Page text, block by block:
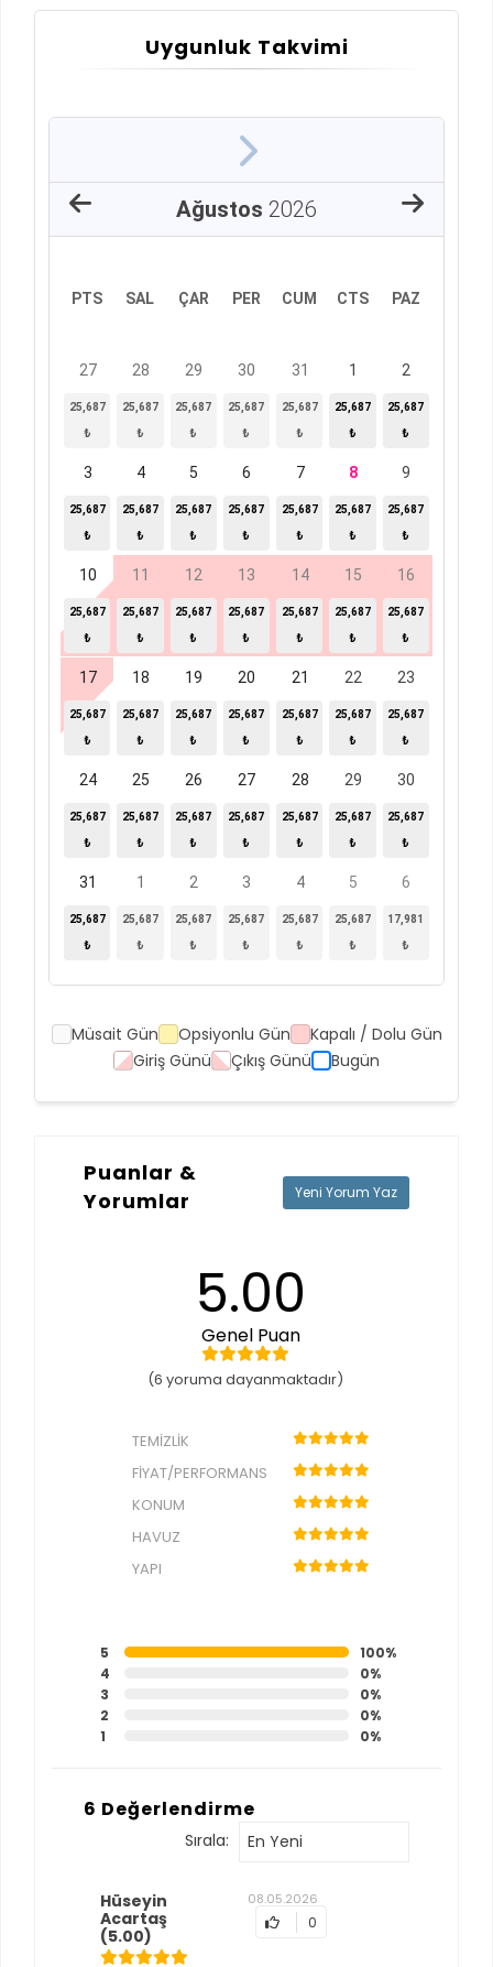
Uygunluk Takvimi
Ağustos 2026
PTS SAL ÇAR PER CUM CTS PAZ
27
25,687
₺
28
25,687
₺
29
25,687
₺
30
25,687
₺
31
25,687
₺
1
25,687
₺
2
25,687
₺
3
25,687
₺
4
25,687
₺
5
25,687
₺
6
25,687
₺
7
25,687
₺
8
25,687
₺
9
25,687
₺
10
25,687
₺
11
25,687
₺
12
25,687
₺
13
25,687
₺
14
25,687
₺
15
25,687
₺
16
25,687
₺
17
25,687
₺
18
25,687
₺
19
25,687
₺
20
25,687
₺
21
25,687
₺
22
25,687
₺
23
25,687
₺
24
25,687
₺
25
25,687
₺
26
25,687
₺
27
25,687
₺
28
25,687
₺
29
25,687
₺
30
25,687
₺
31
25,687
₺
1
25,687
₺
2
25,687
₺
3
25,687
₺
4
25,687
₺
5
25,687
₺
6
17,981
₺
Müsait Gün Opsiyonlu Gün
Kapalı / Dolu Gün
Giriş Günü
Çıkış Günü Bugün
Puanlar &
Yorumlar
Yeni Yorum Yaz
5.00
Genel Puan
(6 yoruma dayanmaktadır)
TEMIZLIK
FIYAT/PERFORMANS
KONUM
HAVUZ
YAPI
5
100%
4
0%
3
0%
2
0%
1
0%
6 Değerlendirme
Sırala: En Yeni
Hüseyin
Acartaş
(5.00)
08.05.2026
0